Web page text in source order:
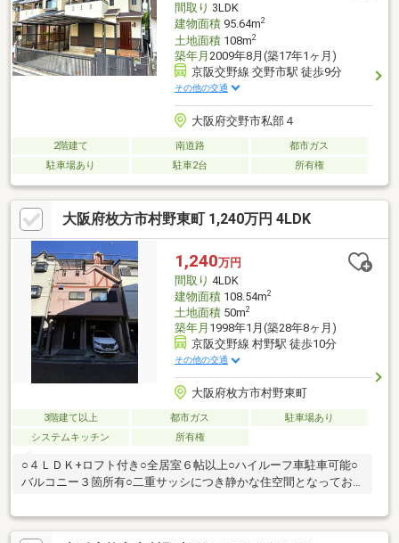
間取り 3LDK
建物面積95.64m2
土地面積108m2
築年月 2009年8月(築17年1ヶ月)
京阪交野線 交野市駅 徒歩9分
その他の交通
大阪府交野市私部４
2階建て 南道路
都市ガス
駐車場あり
駐車2台 所有権
大阪府枚方市村野東町 1,240万円 4LDK
1,240万円
間取り 4LDK
建物面積108.54m2
土地面積50m2
築年月 1998年1月(築28年8ヶ月)
京阪交野線 村野駅 徒歩10分
その他の交通
大阪府枚方市村野東町
3階建て以上 都市ガス
駐車場あり
システムキッチン
所有権
○４ＬＤＫ+ロフト付き○全居室６帖以上○ハイルーフ車駐車可能○
バルコニー３箇所有○二重サッシにつき静かな住空間となってお